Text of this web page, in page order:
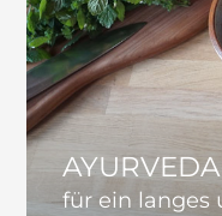
AYURVEDA
für ein langes